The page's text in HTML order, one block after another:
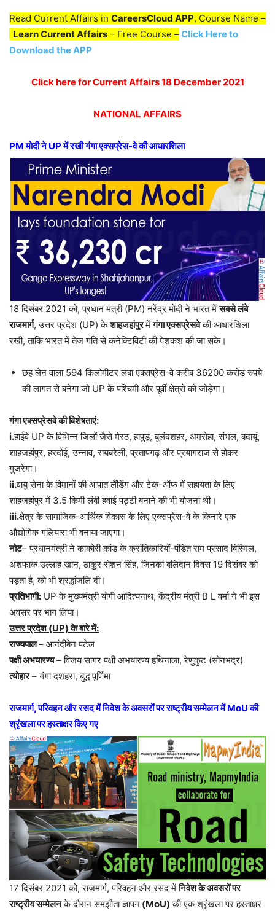
Read Current Affairs in CareersCloud APP, Course Name –
Learn Current Affairs – Free Course –Click Here to
Download the APP
Click here for Current Affairs 18 December 2021
NATIONAL AFFAIRS
PM मोदी ने UP में रखी गंगा एक्सप्रेस-वे की आधारशिला
18 दिसंबर 2021 को, प्रधान मंत्री (PM) नरेंद्र मोदी ने भारत मेंसबसे लंबे
राजमार्ग, उत्तर प्रदेश (UP) केशाहजहांपुरमेंगंगा एक्सप्रेसवेकी आधारशिला
रखी, ताकि भारत में तेज गति से कनेक्टिविटी की पेशकश की जा सके।
छह लेन वाला 594 किलोमीटर लंबा एक्सप्रेस-वे करीब 36200 करोड़ रुपये
की लागत से बनेगा जो UP के पश्चिमी और पूर्वी क्षेत्रों को जोड़ेगा।
गंगा एक्सप्रेसवे की विशेषताएं:
i.हाईवे UP के विभिन्न जिलों जैसे मेरठ, हापुड़, बुलंदशहर, अमरोहा, संभल, बदायूं,
शाहजहांपुर, हरदोई, उन्नाव, रायबरेली, प्रतापगढ़ और प्रयागराज से होकर
गुजरेगा।
ii.वायु सेना के विमानों की आपात लैंडिंग और टेक-ऑफ में सहायता के लिए
शाहजहांपुर में 3.5 किमी लंबी हवाई पट्टी बनाने की भी योजना थी।
iii.क्षेत्र के सामाजिक-आर्थिक विकास के लिए एक्सप्रेस-वे के किनारे एक
औद्योगिक गलियारा भी बनाया जाएगा।
नोट– प्रधानमंत्री ने काकोरी कांड के क्रांतिकारियों-पंडित राम प्रसाद बिस्मिल,
अशफाक उल्लाह खान, ठाकुर रोशन सिंह, जिनका बलिदान दिवस 19 दिसंबर को
पड़ता है, को भी श्रद्धांजलि दी।
प्रतिभागी: UP के मुख्यमंत्री योगी आदित्यनाथ, केंद्रीय मंत्री B L वर्मा ने भी इस
अवसर पर भाग लिया।
उत्तर प्रदेश (UP) के बारे में:
राज्यपाल– आनंदीबेन पटेल
पक्षी अभयारण्य– विजय सागर पक्षी अभयारण्य हथिनाला, रेणुकुट (सोनभद्र)
त्योहार– गंगा दशहरा, बुद्ध पूर्णिमा
राजमार्ग, परिवहन और रसद में निवेश के अवसरों पर राष्ट्रीय सम्मेलन में MoU की
श्रृंखला पर हस्ताक्षर किए गए
17 दिसंबर 2021 को, राजमार्ग, परिवहन और रसद मेंनिवेश के अवसरों पर
राष्ट्रीय सम्मेलनके दौरान समझौता ज्ञापन (MoU) की एक श्रृंखला पर हस्ताक्षर